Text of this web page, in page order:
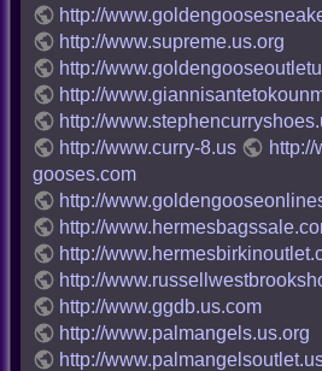
http://
http://www.supreme.us.org
http://
http://
http://
http://www.curry-8.us
gooses.com
http://
http://
http://
http://
http://www.ggdb.us.com
http://www.palmangels.us.org
http://